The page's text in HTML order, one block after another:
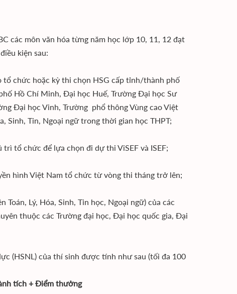
các môn văn hóa từng năm học lớp 10, 11, 12 đạt
kiện sau:
chức hoặc kỳ thi chọn HSG cấp tỉnh/thành phố
Hồ Chí Minh, Đại học Huế, Trường Đại học Sư
Đại học Vinh, Trường phổ thông Vùng cao Việt
Sinh, Tin, Ngoại ngữ trong thời gian học THPT;
tổ chức để lựa chọn đi dự thi ViSEF và ISEF;
hình Việt Nam tổ chức từ vòng thi tháng trở lên;
Lý, Hóa, Sinh, Tin học, Ngoại ngữ) của các
thuộc các Trường đại học, Đại học quốc gia, Đại
(HSNL) của thí sinh được tính như sau (tối đa 100
tích + Điểm thưởng